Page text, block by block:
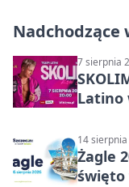
Nadchodzące
7 sierpnia
Latino
14
Żagle
święto